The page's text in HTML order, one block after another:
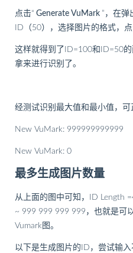
点击“ Generate VuMark ”，在弹
ID（50），选择图片的格式，
这样就得到了ID=100和ID=50
拿来进行识别了。
经测试识别最大值和最小值，可
New VuMark: 999999999999
New VuMark: 0
最多生成图片数量
从上面的图中可知，ID Length
~ 999 999 999 999，也就是可
Vumark图。
以下是生成图片的ID，尝试输入